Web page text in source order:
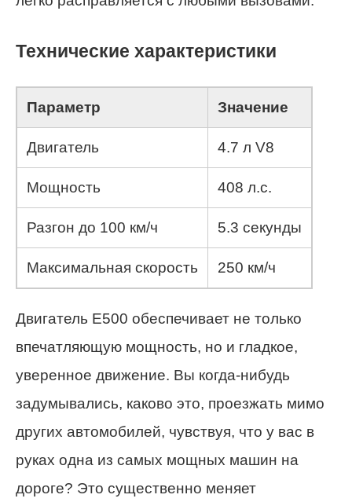
Технические характеристики
Параметр Значение
Двигатель 4.7 л V8
Мощность 408 л.с.
Разгон до 100 км/ч 5.3 секунды
Максимальная скорость 250 км/ч
Двигатель Е500 обеспечивает не только
впечатляющую мощность, но и гладкое,
уверенное движение. Вы когда-нибудь
задумывались, каково это, проезжать мимо
других автомобилей, чувствуя, что у вас в
руках одна из самых мощных машин на
дороге? Это существенно меняет